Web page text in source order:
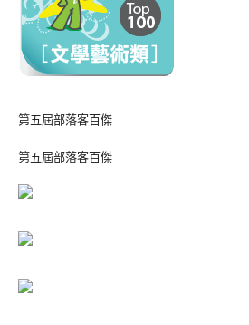
第五屆部落客百傑
第五屆部落客百傑